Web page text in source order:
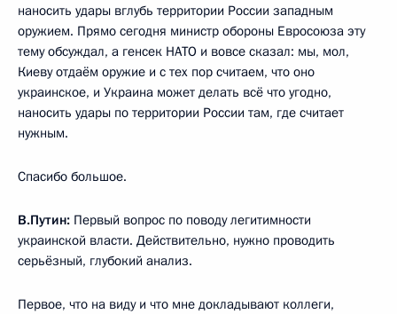
наносить удары вглубь территории России западным
оружием. Прямо сегодня министр обороны Евросоюза эту
тему обсуждал, а генсек НАТО и вовсе сказал: мы, мол,
Киеву отдаём оружие и с тех пор считаем, что оно
украинское, и Украина может делать всё что угодно,
наносить удары по территории России там, где считает
нужным.
Спасибо большое.
В.Путин: Первый вопрос по поводу легитимности
украинской власти. Действительно, нужно проводить
серьёзный, глубокий анализ.
Первое, что на виду и что мне докладывают коллеги,